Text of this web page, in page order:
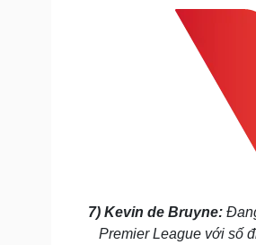
Phòng mạch online
Ăn sạch sống khỏe
7) Kevin de Bruyne:
Premier League với số